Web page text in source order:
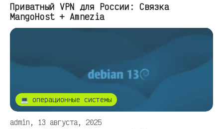
Приватный VPN для России: Связка
MangoHost + Amnezia
💻 операционные системы
admin, 13 августа, 2025